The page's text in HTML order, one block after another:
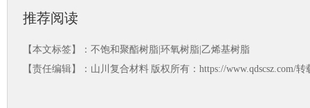
推荐阅读
【本文标签】： 不饱和聚酯树脂|环氧树脂|乙烯基树脂
【责任编辑】： 山川复合材料 版权所有：https://www.qdscsz.com/